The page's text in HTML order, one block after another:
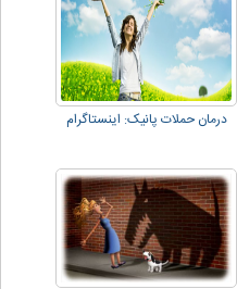
درمان حملات پانیک: اینستاگرام